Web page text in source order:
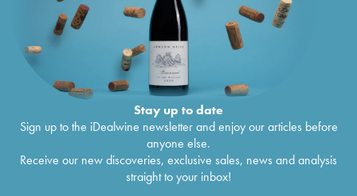
Stay up to date
Sign up to the iDealwine newsletter and enjoy our articles before
anyone else.
Receive our new discoveries, exclusive sales, news and analysis
straight to your inbox!